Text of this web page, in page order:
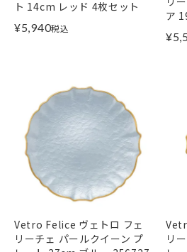
ト 14cm レッド 4枚セット
¥5,940税込
ア
¥
Vetro Felice ヴェトロ フェ
リーチェ パールクイーン プ
リ